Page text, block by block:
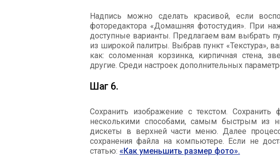
Надпись можно сделать красивой, если
фоторедактора «Домашняя фотостудия». При
доступные варианты. Предлагаем вам выбрать
из широкой палитры. Выбрав пункт «Текстура»,
как: соломенная корзинка, кирпичная стена,
другие. Среди настроек дополнительных
Шаг 6.
Сохранить изображение с текстом.
несколькими способами, самым быстрым из
дискеты в верхней части меню. Далее
сохранения файла на компьютере. Если не
статью: «Как уменьшить размер фото».